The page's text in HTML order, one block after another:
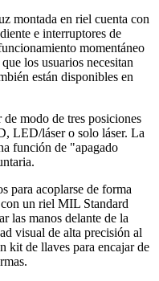
montada en riel cuenta con
e interruptores de
momentáneo
los usuarios necesitan
están disponibles en
modo de tres posiciones
LED/láser o solo láser. La
función de "apagado
para acoplarse de forma
un riel MIL Standard
las manos delante de la
visual de alta precisión al
kit de llaves para encajar de